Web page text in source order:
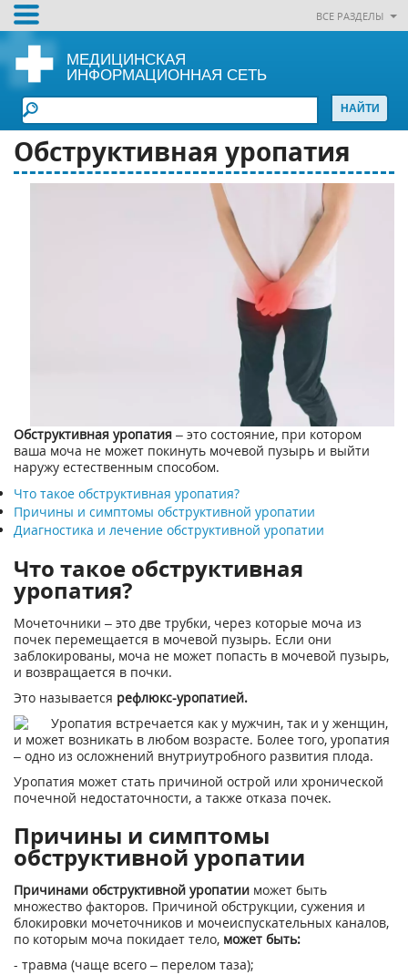
ВСЕ РАЗДЕЛЫ
МЕДИЦИНСКАЯ
ИНФОРМАЦИОННАЯ СЕТЬ
Обструктивная уропатия
Обструктивная уропатия – это состояние, при котором
ваша моча не может покинуть мочевой пузырь и выйти
наружу естественным способом.
Что такое обструктивная уропатия?
Причины и симптомы обструктивной уропатии
Диагностика и лечение обструктивной уропатии
Что такое обструктивная
уропатия?
Мочеточники – это две трубки, через которые моча из
почек перемещается в мочевой пузырь. Если они
заблокированы, моча не может попасть в мочевой пузырь,
и возвращается в почки.
Это называется рефлюкс-уропатией.
Уропатия встречается как у мужчин, так и у женщин,
и может возникать в любом возрасте. Более того, уропатия
– одно из осложнений внутриутробного развития плода.
Уропатия может стать причиной острой или хронической
почечной недостаточности, а также отказа почек.
Причины и симптомы
обструктивной уропатии
Причинами обструктивной уропатии может быть
множество факторов. Причиной обструкции, сужения и
блокировки мочеточников и мочеиспускательных каналов,
по которым моча покидает тело, может быть:
- травма (чаще всего – перелом таза);